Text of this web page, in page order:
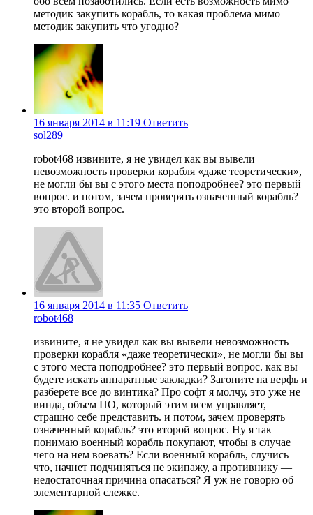
методик закупить корабль, то какая проблема мимо
методик закупить что угодно?
16 января 2014 в 11:19 Ответить
sol289
robot468 извините, я не увидел как вы вывели
невозможность проверки корабля «даже теоретически»,
не могли бы вы с этого места поподробнее? это первый
вопрос. и потом, зачем проверять означенный корабль?
это второй вопрос.
16 января 2014 в 11:35 Ответить
robot468
извините, я не увидел как вы вывели невозможность
проверки корабля «даже теоретически», не могли бы вы
с этого места поподробнее? это первый вопрос. как вы
будете искать аппаратные закладки? Загоните на верфь и
разберете все до винтика? Про софт я молчу, это уже не
винда, объем ПО, который этим всем управляет,
страшно себе представить. и потом, зачем проверять
означенный корабль? это второй вопрос. Ну я так
понимаю военный корабль покупают, чтобы в случае
чего на нем воевать? Если военный корабль, случись
что, начнет подчиняться не экипажу, а противнику —
недостаточная причина опасаться? Я уж не говорю об
элементарной слежке.